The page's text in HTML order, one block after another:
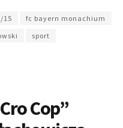
15
fc bayern monachium
sport
Cop”